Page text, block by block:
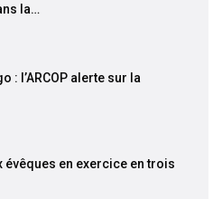
la…
: l’ARCOP alerte sur la
évêques en exercice en trois